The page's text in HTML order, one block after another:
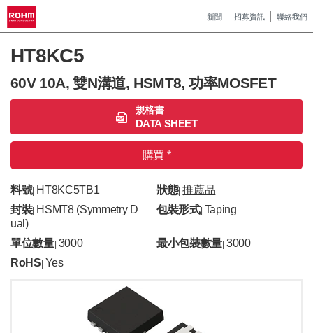
新聞 招募資訊 聯絡我們
HT8KC5
60V 10A, 雙N溝道, HSMT8, 功率MOSFET
規格書
DATA SHEET
購買 *
料號| HT8KC5TB1 狀態|推薦品
封裝| HSMT8 (Symmetry D
Ual)
包裝形式| Taping
單位數量| 3000 最小包裝數量 |3000
RoHS Yes